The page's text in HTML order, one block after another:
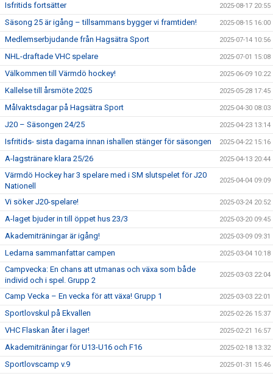
Isfritids fortsätter 2025-08-17 20:55
Säsong 25 är igång – tillsammans bygger vi framtiden! 2025-08-15 16:00
Medlemserbjudande från Hagsätra Sport 2025-07-14 10:56
NHL-draftade VHC spelare 2025-07-01 15:08
Välkommen till Värmdö hockey! 2025-06-09 10:22
Kallelse till årsmöte 2025 2025-05-28 17:45
Målvaktsdagar på Hagsätra Sport 2025-04-30 08:03
J20 – Säsongen 24/25 2025-04-23 13:14
Isfritids- sista dagarna innan ishallen stänger för säsongen 2025-04-22 15:16
A-lagstränare klara 25/26 2025-04-13 20:44
Värmdö Hockey har 3 spelare med i SM slutspelet för J20
Nationell
2025-04-04 09:09
Vi söker J20-spelare! 2025-03-24 20:52
A-laget bjuder in till öppet hus 23/3 2025-03-20 09:45
Akademiträningar är igång! 2025-03-09 09:31
Ledarna sammanfattar campen 2025-03-04 10:18
Campvecka: En chans att utmanas och växa som både
individ och i spel. Grupp 2
2025-03-03 22:04
Camp Vecka – En vecka för att växa! Grupp 1 2025-03-03 22:01
Sportlovskul på Ekvallen 2025-02-26 15:37
VHC Flaskan åter i lager! 2025-02-21 16:57
Akademiträningar för U13-U16 och F16 2025-02-18 13:32
Sportlovscamp v.9 2025-01-31 15:46